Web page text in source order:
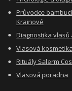
Průvodce
Krainové
Diagnostika
Vlasová
Rituály Salerm
Vlasová poradna